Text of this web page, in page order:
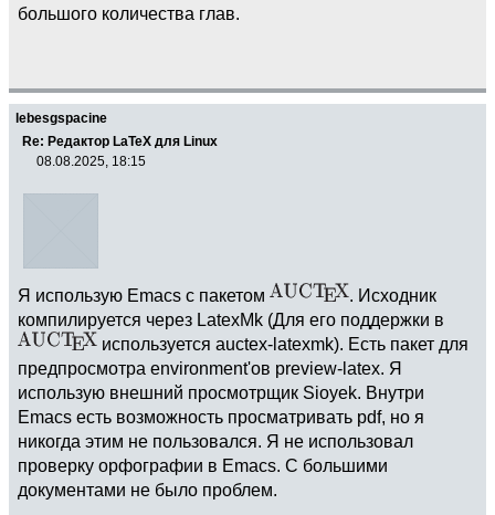
большого количества глав.
lebesgspacine
Re: Редактор LaTeX для Linux
08.08.2025, 18:15
Я использую Emacs с пакетом
. Исходник
компилируется через LatexMk (Для его поддержки в
используется auctex-latexmk). Есть пакет для
предпросмотра environment'ов preview-latex. Я
использую внешний просмотрщик Sioyek. Внутри
Emacs есть возможность просматривать pdf, но я
никогда этим не пользовался. Я не использовал
проверку орфографии в Emacs. С большими
документами не было проблем.